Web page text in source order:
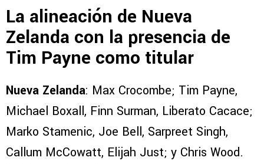
La alineación de Nueva
Zelanda con la presencia de
Tim Payne como titular
Nueva Zelanda: Max Crocombe; Tim Payne,
Michael Boxall, Finn Surman, Liberato Cacace;
Marko Stamenic, Joe Bell, Sarpreet Singh,
Callum McCowatt, Elijah Just; y Chris Wood.